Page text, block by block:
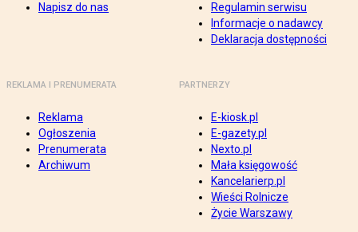
Napisz do nas
Regulamin serwisu
Informacje o nadawcy
Deklaracja dostępności
REKLAMA I PRENUMERATA
Reklama
Ogłoszenia
Prenumerata
Archiwum
PARTNERZY
E-kiosk.pl
E-gazety.pl
Nexto.pl
Mała księgowość
Kancelarierp.pl
Wieści Rolnicze
Życie Warszawy